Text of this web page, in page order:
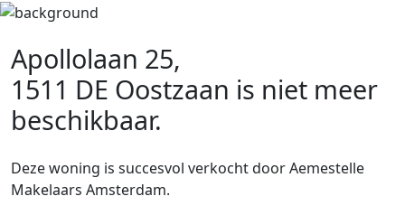
Apollolaan 25,
1511 DE Oostzaan is niet meer
beschikbaar.
Deze woning is succesvol verkocht door Aemestelle
Makelaars Amsterdam.